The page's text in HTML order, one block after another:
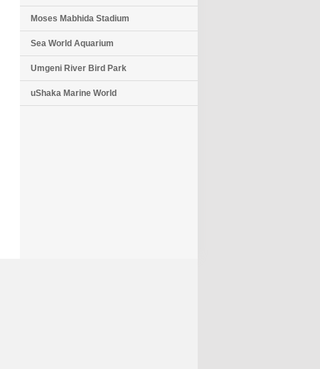
Moses Mabhida Stadium
Sea World Aquarium
Umgeni River Bird Park
uShaka Marine World